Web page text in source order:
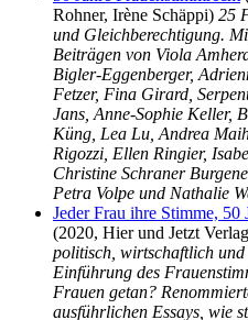
Rohner, Irène Schäppi) 25
und Gleichberechtigung.
Beiträgen von Viola
Bigler-Eggenberger,
Fetzer, Fina Girard,
Jans, Anne-Sophie Keller,
Küng, Lea Lu, Andrea
Rigozzi, Ellen Ringier,
Christine Schraner
Petra Volpe und Nathalie
Jeder Frau ihre Stimme, 50
(2020, Hier und Jetzt
politisch, wirtschaftlich
Einführung des
Frauen getan?
ausführlichen Essays, wie